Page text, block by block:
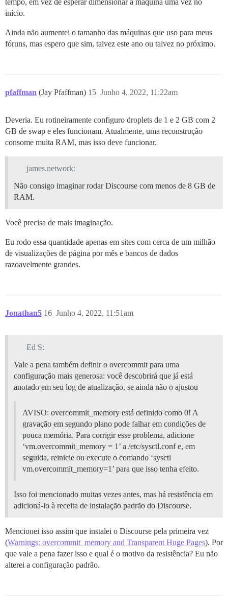
tempo, em vez de esperar dimensionar a máquina uma vez no
início.
Ainda não aumentei o tamanho das máquinas que uso para meus
fóruns, mas espero que sim, talvez este ano ou talvez no próximo.
pfaffman (Jay Pfaffman) Junho 4, 2022, 11:22am
15
Deveria. Eu rotineiramente configuro droplets de 1 e 2 GB com 2
GB de swap e eles funcionam. Atualmente, uma reconstrução
consome muita RAM, mas isso deve funcionar.
james.network:
Não consigo imaginar rodar Discourse com menos de 8 GB de
RAM.
Você precisa de mais imaginação.
Eu rodo essa quantidade apenas em sites com cerca de um milhão
de visualizações de página por mês e bancos de dados
razoavelmente grandes.
Jonathan5 Junho 4, 2022, 11:51am
16
Ed S:
Vale a pena também definir o overcommit para uma
configuração mais generosa: você descobrirá que já está
anotado em seu log de atualização, se ainda não o ajustou
AVISO: overcommit_memory está definido como 0! A
gravação em segundo plano pode falhar em condições de
pouca memória. Para corrigir esse problema, adicione
‘vm.overcommit_memory = 1’ a /etc/sysctl.conf e, em
seguida, reinicie ou execute o comando ‘sysctl
vm.overcommit_memory=1’ para que isso tenha efeito.
Isso foi mencionado muitas vezes antes, mas há resistência em
adicioná-lo à receita de instalação padrão do Discourse.
Mencionei isso assim que instalei o Discourse pela primeira vez
(Warnings: overcommit_memory and Transparent Huge Pages). Por
que vale a pena fazer isso e qual é o motivo da resistência? Eu não
alterei a configuração padrão.